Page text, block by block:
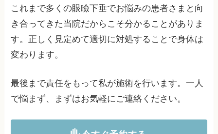
これまで多くの眼瞼下垂でお悩みの患者さまと向
き合ってきた当院だからこそ分かることがありま
す。正しく見定めて適切に対処することで身体は
変わります。
最後まで責任をもって私が施術を行います。一人
で悩まず、まずはお気軽にご連絡ください。